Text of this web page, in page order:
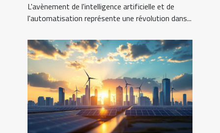
L'avènement de l'intelligence artificielle et de
l'automatisation représente une révolution dans...